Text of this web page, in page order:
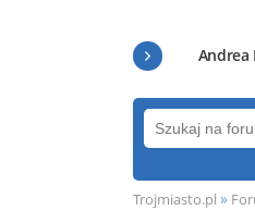
Andrea
Trojmiasto.pl »